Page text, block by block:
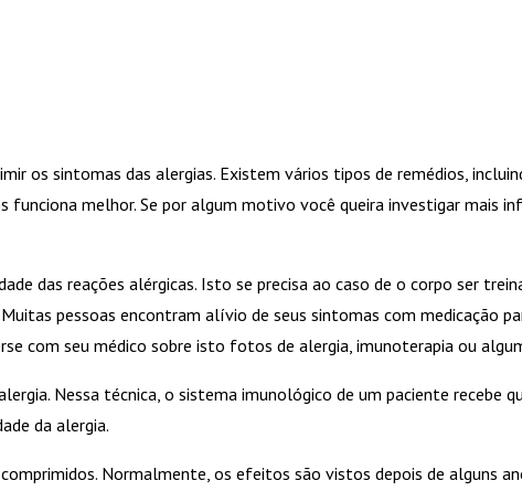
os sintomas das alergias. Existem vários tipos de remédios,
melhor. Se por algum motivo você queira investigar mais
das reações alérgicas. Isto se precisa ao caso de o corpo ser
pessoas encontram alívio de seus sintomas com medicação
com seu médico sobre isto fotos de alergia, imunoterapia ou
Nessa técnica, o sistema imunológico de um paciente recebe
da alergia.
Normalmente, os efeitos são vistos depois de alguns